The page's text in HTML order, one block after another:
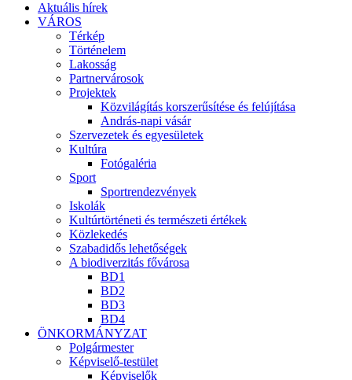
Aktuális hírek
VÁROS
Térkép
Történelem
Lakosság
Partnervárosok
Projektek
Közvilágítás korszerűsítése és felújítása
András-napi vásár
Szervezetek és egyesületek
Kultúra
Fotógaléria
Sport
Sportrendezvények
Iskolák
Kultúrtörténeti és természeti értékek
Közlekedés
Szabadidős lehetőségek
A biodiverzitás fővárosa
BD1
BD2
BD3
BD4
ÖNKORMÁNYZAT
Polgármester
Képviselő-testület
Képviselők